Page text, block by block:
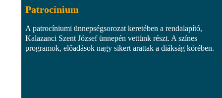
Patrocínium
A patrocíniumi ünnepségsorozat keretében a rendalapító,
Kalazanci Szent József ünnepén vettünk részt. A színes
programok, előadások nagy sikert arattak a diákság körében.